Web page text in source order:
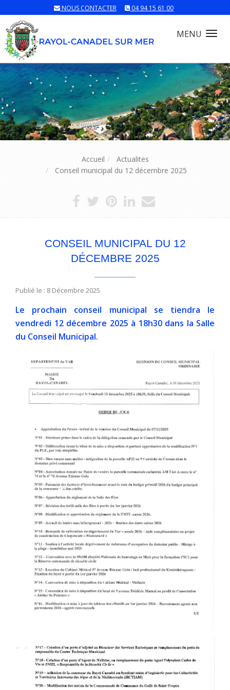
NOUS CONTACTER 04 94 15 61 00
MENU
Accueil
Actualites
Conseil municipal du 12 décembre 2025
CONSEIL MUNICIPAL DU 12
DÉCEMBRE 2025
Publié le : 8 Décembre 2025
Le prochain conseil municipal se tiendra le
vendredi 12 décembre 2025 à 18h30 dans la Salle
du Conseil Municipal.